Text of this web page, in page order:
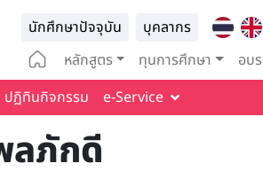
Infomation for
นักศึกษาปัจจุบัน บุคลากร
Main navigation
หลักสูตร ทุนการศึกษา อบ
ปฏิทินกิจกรรม e-Service
ลภักดี